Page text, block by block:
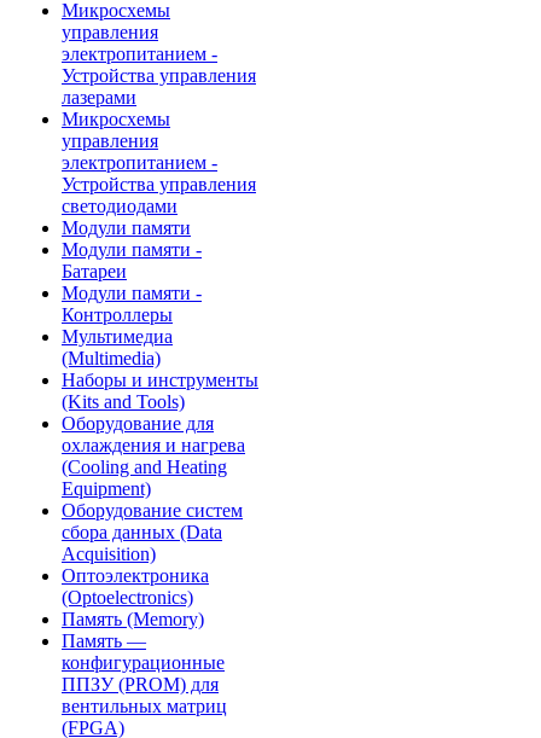
Микросхемы
управления
электропитанием -
Устройства управления
лазерами
Микросхемы
управления
электропитанием -
Устройства управления
светодиодами
Модули памяти
Модули памяти -
Батареи
Модули памяти -
Контроллеры
Мультимедиа
(Multimedia)
Наборы и инструменты
(Kits and Tools)
Оборудование для
охлаждения и нагрева
(Cooling and Heating
Equipment)
Оборудование систем
сбора данных (Data
Acquisition)
Оптоэлектроника
(Optoelectronics)
Память (Memory)
Память —
конфигурационные
ППЗУ (PROM) для
вентильных матриц
(FPGA)